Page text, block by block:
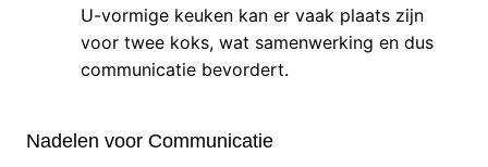
U-vormige keuken kan er vaak plaats zijn
voor twee koks, wat samenwerking en dus
communicatie bevordert.
Nadelen voor Communicatie